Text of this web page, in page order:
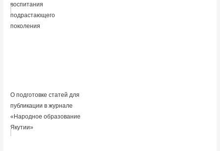
воспитания
подрастающего
поколения
О подготовке статей для
публикации в журнале
«Народное образование
Якутии»